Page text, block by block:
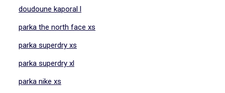
doudoune kaporal l
parka the north face xs
parka superdry xs
parka superdry xl
parka nike xs